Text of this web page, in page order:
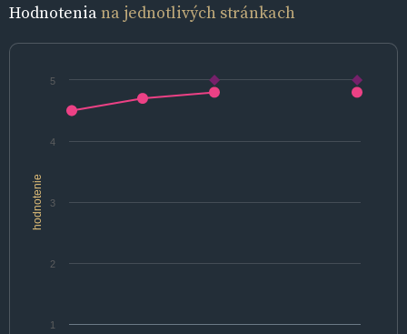
Hodnoteniana jednotlivých stránkach
hodnotenie
1
2
3
4
5